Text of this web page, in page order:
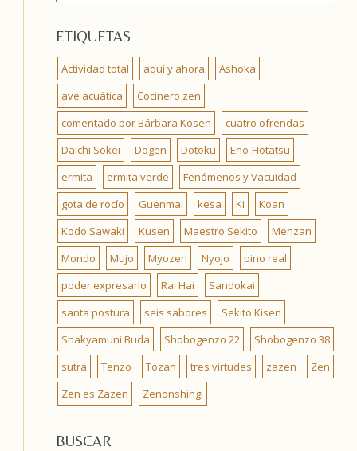
ETIQUETAS
Actividad total aquí y ahora
Ashoka
ave acuática
Cocinero zen
comentado por Bárbara Kosen
cuatro ofrendas
Daichi Sokei
Dogen Dotoku
Eno-Hotatsu
ermita
ermita verde
Fenómenos y Vacuidad
gota de rocío
Guenmai kesa Ki
Koan
Kodo Sawaki
Kusen Maestro Sekito
Menzan
Mondo
Mujo Myozen Nyojo
pino real
poder expresarlo
Rai Hai
Sandokai
santa postura
seis sabores
Sekito Kisen
Shakyamuni Buda
Shobogenzo 22
Shobogenzo 38
sutra
Tenzo Tozan tres virtudes zazen
Zen
Zen es Zazen
Zenonshingi
BUSCAR